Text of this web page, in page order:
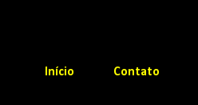
Início Contato